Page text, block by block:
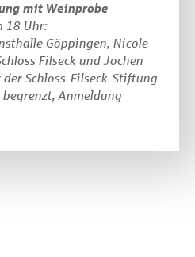
mit Weinprobe
18 Uhr:
Göppingen, Nicole
Filseck und Jochen
Schloss-Filseck-Stiftung
Anmeldung